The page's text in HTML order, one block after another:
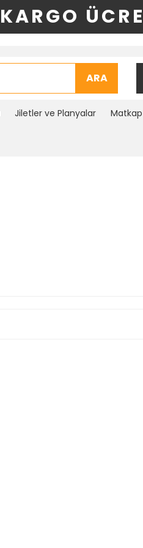
KARGO
ARA
Jiletler ve Planyalar Matkap